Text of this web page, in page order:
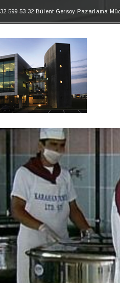
599 53 32 Bülent Gersoy Pazarlama